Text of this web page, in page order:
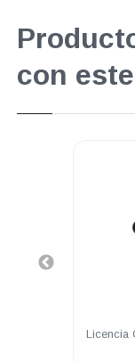
con
Licencia